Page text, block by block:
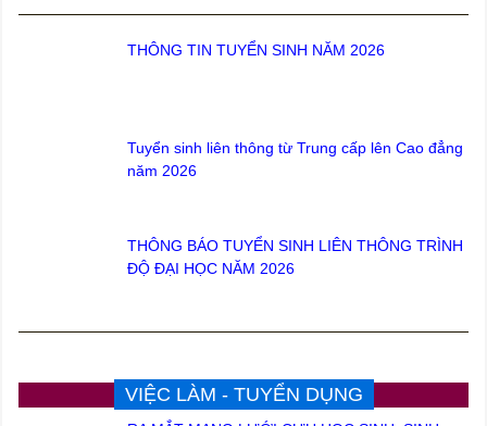
THÔNG TIN TUYỂN SINH NĂM 2026
Tuyển sinh liên thông từ Trung cấp lên Cao đẳng
năm 2026
THÔNG BÁO TUYỂN SINH LIÊN THÔNG TRÌNH
ĐỘ ĐẠI HỌC NĂM 2026
VIỆC LÀM - TUYỂN DỤNG